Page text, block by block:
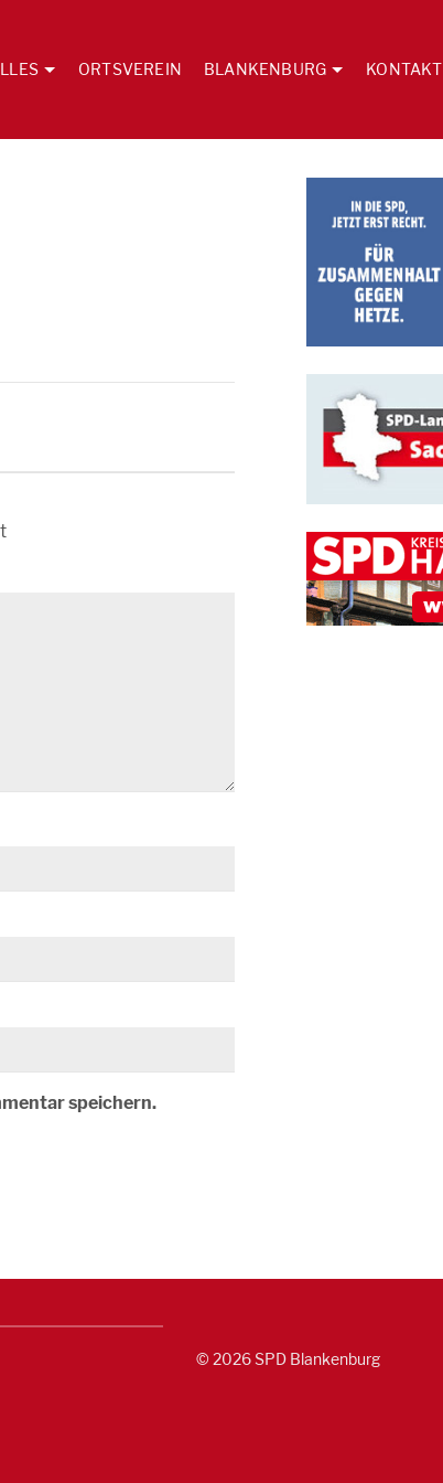
ORTSVEREIN BLANKENBURG KONTAKT
speichern.
© 2026 SPD Blankenburg